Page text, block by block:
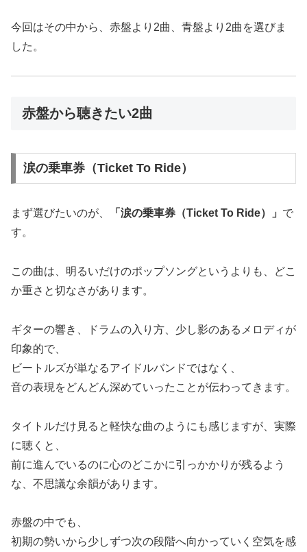
今回はその中から、赤盤より2曲、青盤より2曲を選びま
した。
赤盤から聴きたい2曲
涙の乗車券（Ticket To Ride）
まず選びたいのが、 「涙の乗車券（Ticket To Ride）」 で
す。
この曲は、明るいだけのポップソングというよりも、どこ
か重さと切なさがあります。
ギターの響き、ドラムの入り方、少し影のあるメロディが
印象的で、
ビートルズが単なるアイドルバンドではなく、
音の表現をどんどん深めていったことが伝わってきます。
タイトルだけ見ると軽快な曲のようにも感じますが、実際
に聴くと、
前に進んでいるのに心のどこかに引っかかりが残るよう
な、不思議な余韻があります。
赤盤の中でも、
初期の勢いから少しずつ次の段階へ向かっていく空気を感